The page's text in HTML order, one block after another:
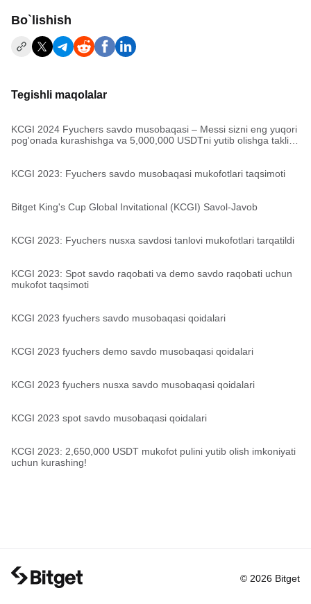
Bo`lishish
Tegishli maqolalar
KCGI 2024 Fyuchers savdo musobaqasi – Messi sizni eng yuqori
pog'onada kurashishga va 5,000,000 USDTni yutib olishga taklif
KCGI 2023: Fyuchers savdo musobaqasi mukofotlari taqsimoti
Bitget King's Cup Global Invitational (KCGI) Savol-Javob
KCGI 2023: Fyuchers nusxa savdosi tanlovi mukofotlari tarqatildi
KCGI 2023: Spot savdo raqobati va demo savdo raqobati uchun
mukofot taqsimoti
KCGI 2023 fyuchers savdo musobaqasi qoidalari
KCGI 2023 fyuchers demo savdo musobaqasi qoidalari
KCGI 2023 fyuchers nusxa savdo musobaqasi qoidalari
KCGI 2023 spot savdo musobaqasi qoidalari
KCGI 2023: 2,650,000 USDT mukofot pulini yutib olish imkoniyati
uchun kurashing!
© 2026 Bitget